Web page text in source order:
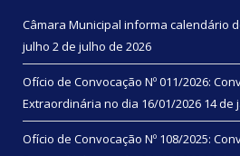
Câmara Municipal informa calendário
julho 2 de julho de 2026
Ofício de Convocação Nº 011/2026:
Extraordinária no dia 16/01/2026 14 de
Ofício de Convocação Nº 108/2025: